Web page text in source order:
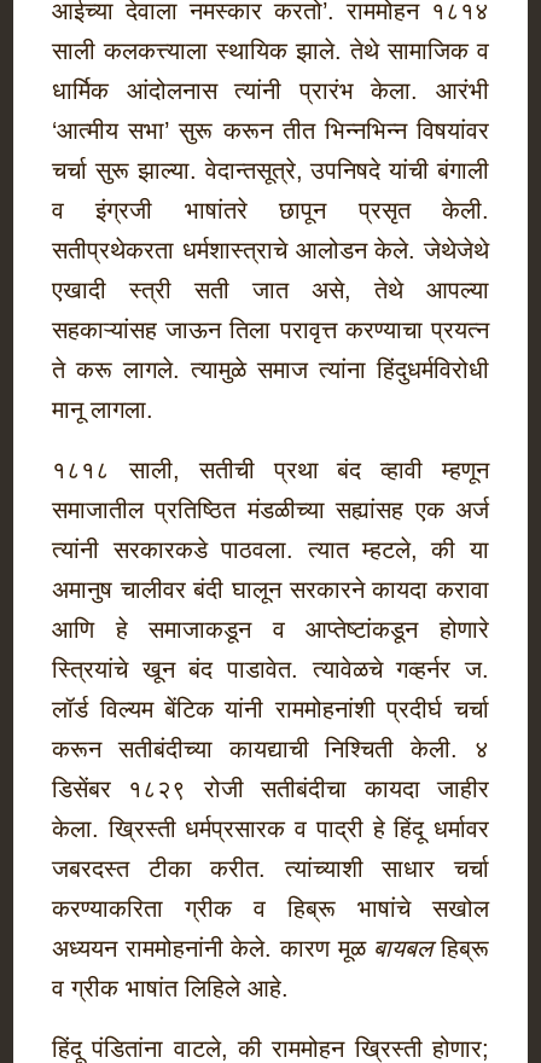
आईच्या देवाला नमस्कार करतो’. राममोहन १८१४
साली कलकत्त्याला स्थायिक झाले. तेथे सामाजिक व
धार्मिक आंदोलनास त्यांनी प्रारंभ केला. आरंभी
‘आत्मीय सभा’ सुरू करून तीत भिन्नभिन्न विषयांवर
चर्चा सुरू झाल्या. वेदान्तसूत्रे, उपनिषदे यांची बंगाली
व इंग्रजी भाषांतरे छापून प्रसृत केली.
सतीप्रथेकरता धर्मशास्त्राचे आलोडन केले. जेथेजेथे
एखादी स्त्री सती जात असे, तेथे आपल्या
सहकाऱ्यांसह जाऊन तिला परावृत्त करण्याचा प्रयत्न
ते करू लागले. त्यामुळे समाज त्यांना हिंदुधर्मविरोधी
मानू लागला.
१८१८ साली, सतीची प्रथा बंद व्हावी म्हणून
समाजातील प्रतिष्ठित मंडळीच्या सह्यांसह एक अर्ज
त्यांनी सरकारकडे पाठवला. त्यात म्हटले, की या
अमानुष चालीवर बंदी घालून सरकारने कायदा करावा
आणि हे समाजाकडून व आप्तेष्टांकडून होणारे
स्त्रियांचे खून बंद पाडावेत. त्यावेळचे गव्हर्नर ज.
लॉर्ड विल्यम बेंटिक यांनी राममोहनांशी प्रदीर्घ चर्चा
करून सतीबंदीच्या कायद्याची निश्चिती केली. ४
डिसेंबर १८२९ रोजी सतीबंदीचा कायदा जाहीर
केला. ख्रिस्ती धर्मप्रसारक व पाद्री हे हिंदू धर्मावर
जबरदस्त टीका करीत. त्यांच्याशी साधार चर्चा
करण्याकरिता ग्रीक व हिब्रू भाषांचे सखोल
अध्ययन राममोहनांनी केले. कारण मूळ बायबलहिब्रू
व ग्रीक भाषांत लिहिले आहे.
हिंदू पंडितांना वाटले, की राममोहन ख्रिस्ती होणार;